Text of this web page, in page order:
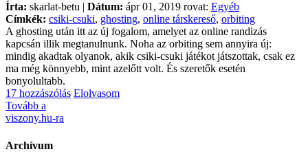
Írta: skarlat-betu | Dátum: ápr 01, 2019 rovat: Egyéb
Címkék: csiki-csuki, ghosting, online társkereső, orbiting
A ghosting után itt az új fogalom, amelyet az online randizás
kapcsán illik megtanulnunk. Noha az orbiting sem annyira új:
mindig akadtak olyanok, akik csiki-csuki játékot játszottak, csak ez
ma még könnyebb, mint azelőtt volt. És szeretők esetén
bonyolultabb.
17 hozzászólás Elolvasom
Tovább a
viszony.hu-ra
Archívum